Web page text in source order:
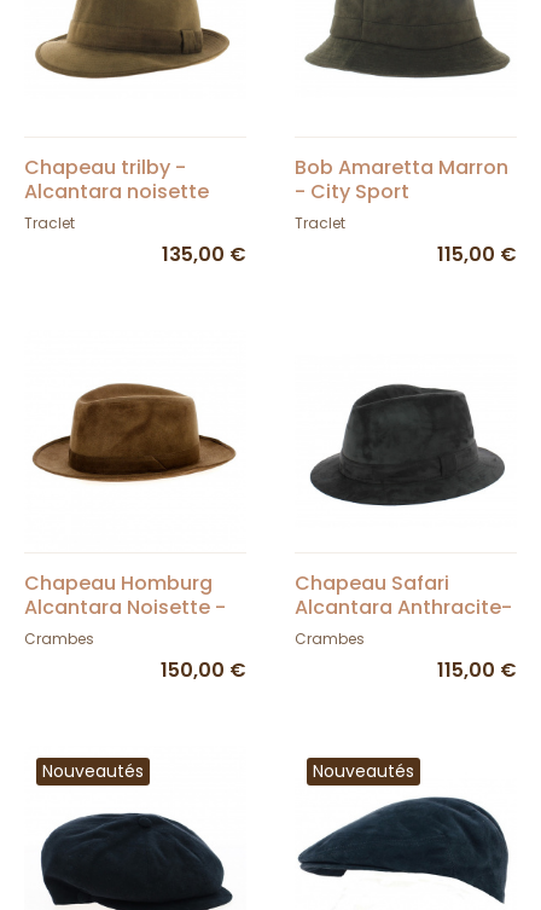
Chapeau trilby -
Alcantara noisette
Traclet
135,00 €
Bob Amaretta Marron
- City Sport
Traclet
115,00 €
Chapeau Homburg
Alcantara Noisette -
Crambes
Crambes
150,00 €
Chapeau Safari
Alcantara Anthracite-
Crambes
Crambes
115,00 €
Nouveautés Nouveautés